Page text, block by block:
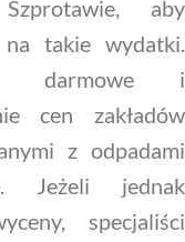
aby
takie wydatki.
darmowe i
cen zakładów
z odpadami
Jeżeli jednak
specjaliści